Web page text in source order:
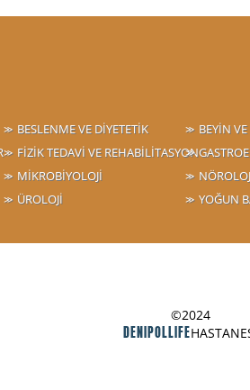
BESLENME VE DİYETETİK BEYİN
FİZİK TEDAVİ VE REHABİLİTASYON
MİKROBİYOLOJİ
ÜROLOJİ YOĞUN
©2024
DENIPOLLIFE